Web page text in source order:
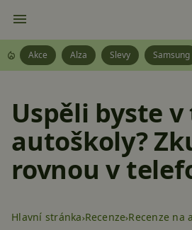
Akce Alza Slevy Samsung
Uspěli byste
autoškoly?
rovnou v
Hlavní stránka Recenze Recenze na